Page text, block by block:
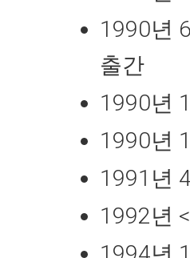
1990년
출간
1990년
1990년
1991년
1992년